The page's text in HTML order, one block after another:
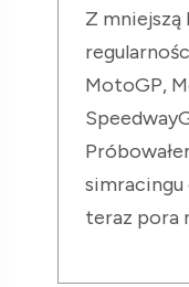
Z mniejszą
MotoGP,
simracingu
teraz pora